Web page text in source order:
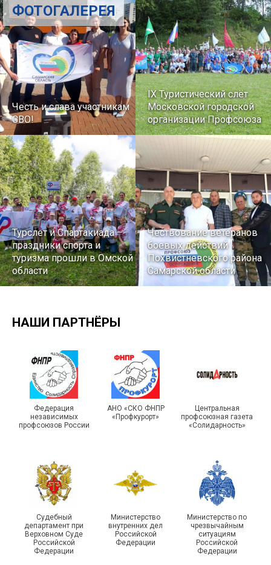
Честь и слава участникам
СВО!
IX Туристический слёт
Московской городской
организации Профсоюза
Турслет и Спартакиада –
праздники спорта и
туризма прошли в Омской
области
Чествование ветеранов
боевых действий
Похвистневского района
Самарской области
Подписано соглашение с
ГУ ФССП по Самарской
области
Единство традиций и сила
духа
профсоюзных
организаций ГУФСИН
России по Пермскому
215-й юбилей
государственной
ФОТОГАЛЕРЕЯ
НАШИ ПАРТНЁРЫ
Федерация
независимых
профсоюзов России
АНО «СКО ФНПР
«Профкурорт»
Центральная
профсоюзная газета
«Солидарность»
Судебный
департамент при
Верховном Суде
Российской
Федерации
Министерство
внутренних дел
Российской
Федерации
Министерство по
чрезвычайным
ситуациям
Российской
Федерации